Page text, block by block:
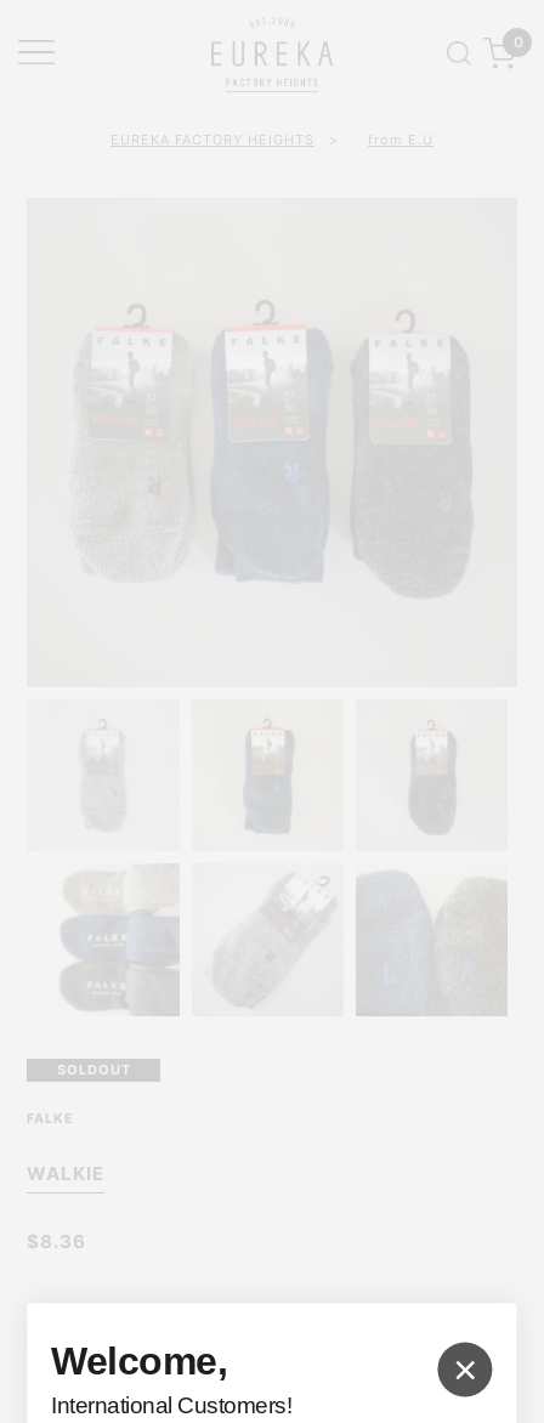
×
Welcome,
International Customers!
0
EUREKA FACTORY HEIGHTS > from E.U
SOLDOUT
FALKE
WALKIE
$8.36
1895年にフランツ・ファルケ氏によってドイツで設立した＜FALKE＞は、
ドイツで初めてパンティ・ストッキングの製造に成功した歴史ある会社に